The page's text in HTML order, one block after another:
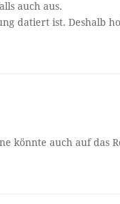
auch aus.
datiert ist. Deshalb
könnte auch auf das